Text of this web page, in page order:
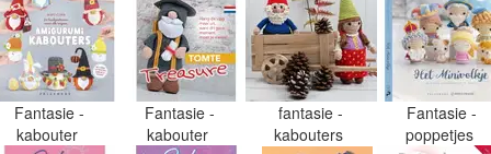
Fantasie -
kabouter
Fantasie -
kabouter
fantasie -
kabouters
Fantasie -
poppetjes